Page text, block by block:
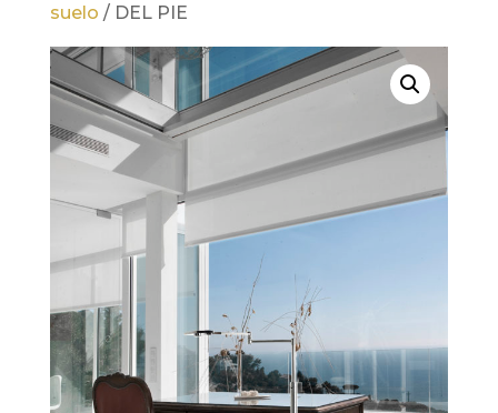
suelo / DEL PIE